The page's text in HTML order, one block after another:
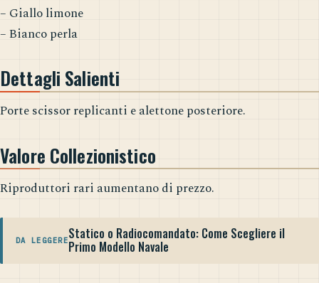
– Giallo limone
– Bianco perla
Dettagli Salienti
Porte scissor replicanti e alettone posteriore.
Valore Collezionistico
Riproduttori rari aumentano di prezzo.
DA LEGGEREStatico o Radiocomandato: Come Scegliere il
Primo Modello Navale